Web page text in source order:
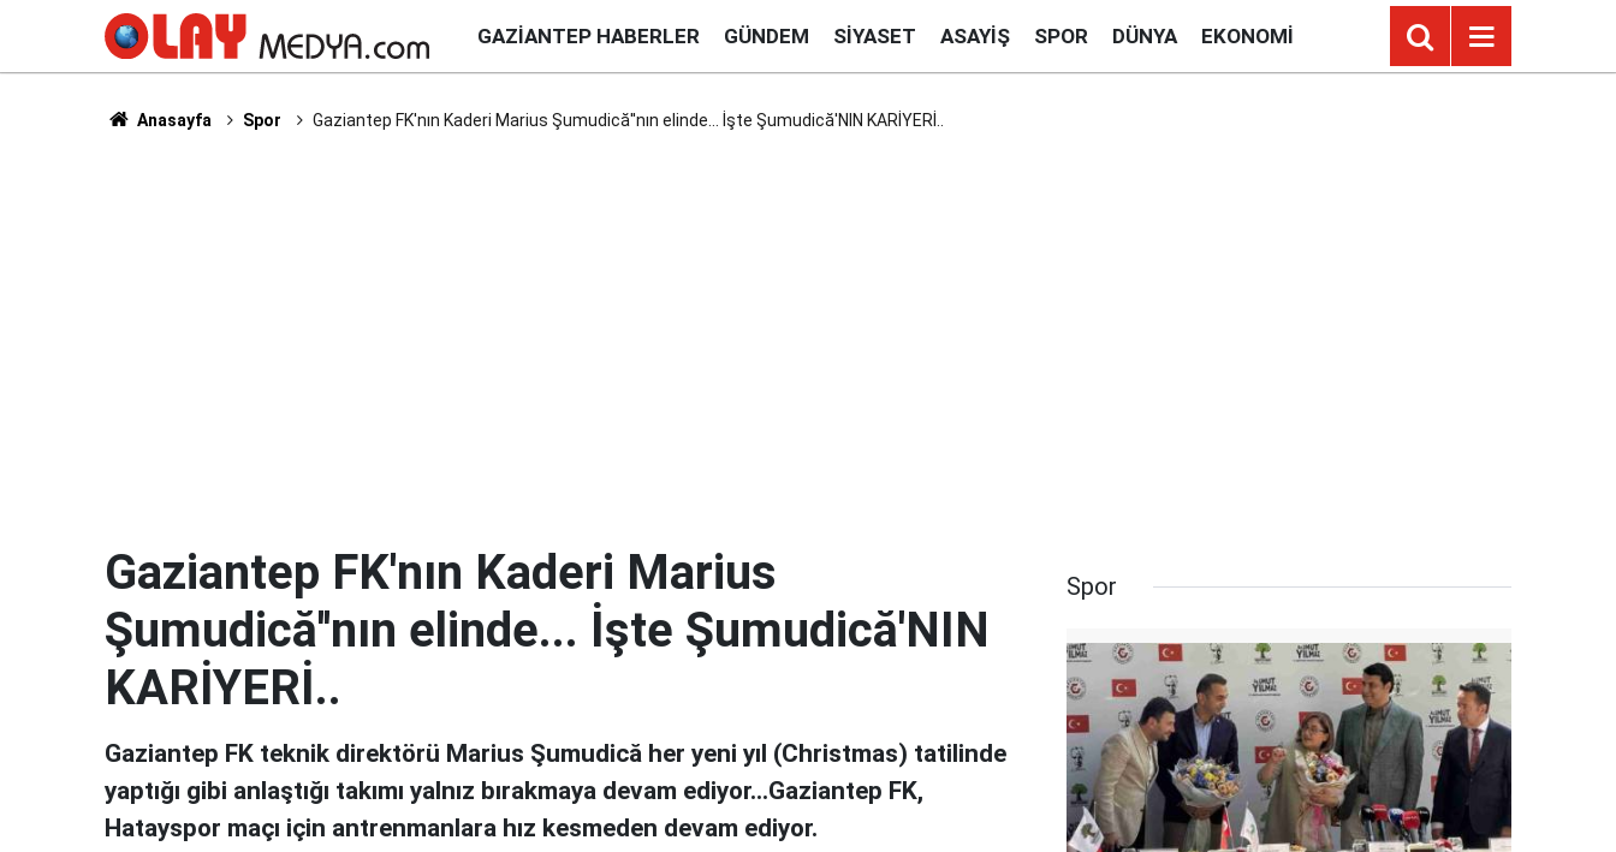
GAZIANTEP HABERLER GÜNDEM SIYASET ASAYIŞ SPOR DÜNYA EKONOMI
Anasayfa Spor Gaziantep FK'nın Kaderi Marius Şumudică''nın elinde... İşte Şumudică'NIN KARİYERİ..
Gaziantep FK'nın Kaderi Marius
Şumudică''nın elinde... İşte Şumudică'NIN
KARİYERİ..
Gaziantep FK teknik direktörü Marius Şumudică her yeni yıl (Christmas) tatilinde
yaptığı gibi anlaştığı takımı yalnız bırakmaya devam ediyor...Gaziantep FK,
Hatayspor maçı için antrenmanlara hız kesmeden devam ediyor.
Spor